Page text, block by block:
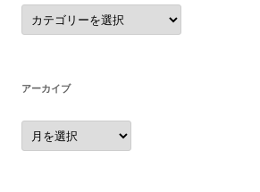
カ
テ
ゴ
アーカイブ
ア
ー
カ